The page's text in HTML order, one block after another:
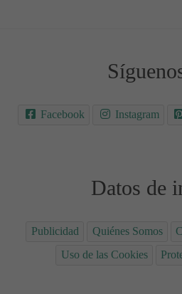
Facebook Instagram
Datos de
Publicidad Quiénes Somos
Uso de las Cookies